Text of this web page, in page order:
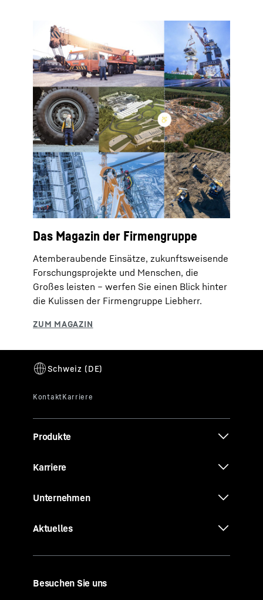
Das Magazin der Firmengruppe
Atemberaubende Einsätze, zukunftsweisende
Forschungsprojekte und Menschen, die
Großes leisten – werfen Sie einen Blick hinter
die Kulissen der Firmengruppe Liebherr.
Produkte
Karriere
Unternehmen
Aktuelles
Besuchen Sie uns